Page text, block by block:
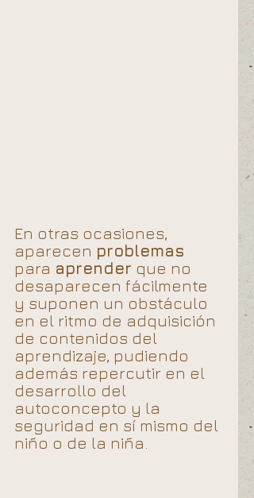
En otras ocasiones,
aparecen problemas
para aprender que no
desaparecen fácilmente
y suponen un obstáculo
en el ritmo de adquisición
de contenidos del
aprendizaje, pudiendo
además repercutir en el
desarrollo del
autoconcepto y la
seguridad en sí mismo del
niño o de la niña.